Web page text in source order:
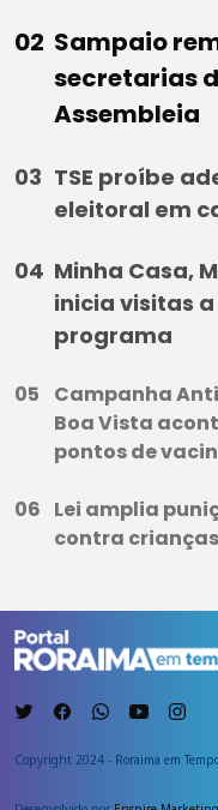
Sampaio
secretarias
Assembleia
TSE proíbe
eleitoral em
Minha Casa,
inicia visitas
programa
Campanha
Boa Vista
pontos de
Lei amplia
contra
Copyright 2024 - Roraima em